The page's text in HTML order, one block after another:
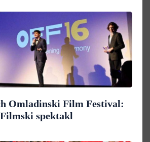
Omladinski Film Festival:
Filmski spektakl